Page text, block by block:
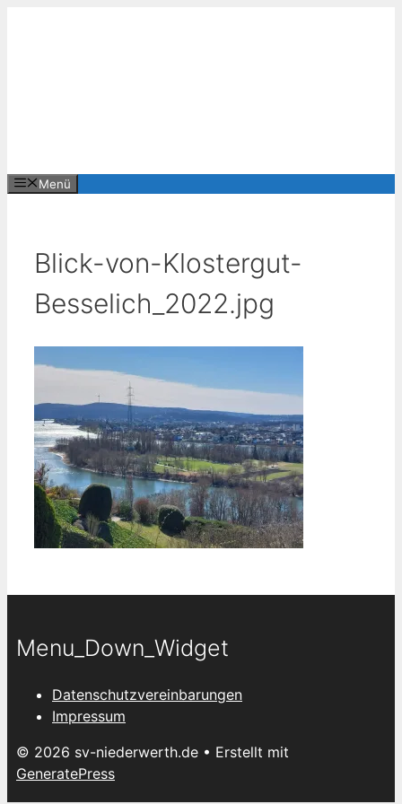
Menü
Blick-von-Klostergut-
Besselich_2022.jpg
Menu_Down_Widget
Datenschutzvereinbarungen
Impressum
© 2026 sv-niederwerth.de • Erstellt mit
GeneratePress